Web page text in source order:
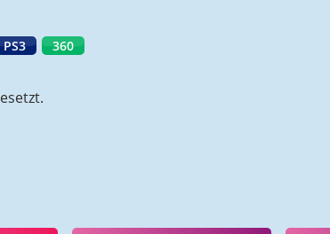
PS3 360